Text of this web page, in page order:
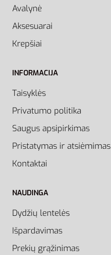
Avalynė
Aksesuarai
Krepšiai
INFORMACIJA
Taisyklės
Privatumo politika
Saugus apsipirkimas
Pristatymas ir atsiėmimas
Kontaktai
NAUDINGA
Dydžių lentelės
Išpardavimas
Prekių grąžinimas